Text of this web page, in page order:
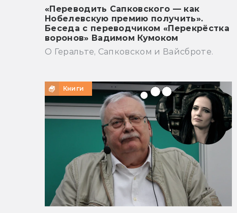
«Переводить Сапковского — как
Нобелевскую премию получить».
Беседа с переводчиком «Перекрёстка
воронов» Вадимом Кумоком
О Геральте, Сапковском и Вайсброте.
Книги